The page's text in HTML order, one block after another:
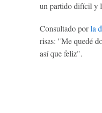
un partido difícil y
Consultado porla
risas: "Me quedé
así que feliz".